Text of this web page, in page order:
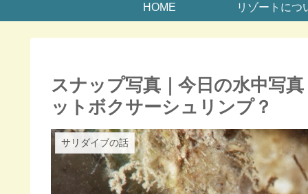
HOME リゾートにつ
スナップ写真｜今日の水中写
ットボクサーシュリンプ？
サリダイブの話